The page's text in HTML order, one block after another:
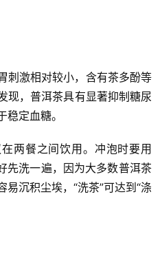
刺激相对较小，含有茶多酚等
现，普洱茶具有显著抑制糖尿
定血糖。
两餐之间饮用。冲泡时要用
洗一遍，因为大多数普洱茶
沉积尘埃，“洗茶”可达到“涤